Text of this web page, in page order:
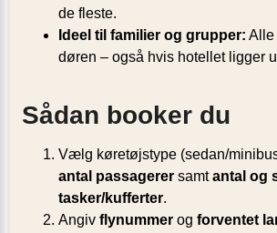
de fleste.
Ideel til familier og grupper: Alle
døren – også hvis hotellet ligger
Sådan booker du
Vælg køretøjstype (sedan/
antal passagerer samtantal og
tasker/kufferter.
Angiv flynummer og forventet